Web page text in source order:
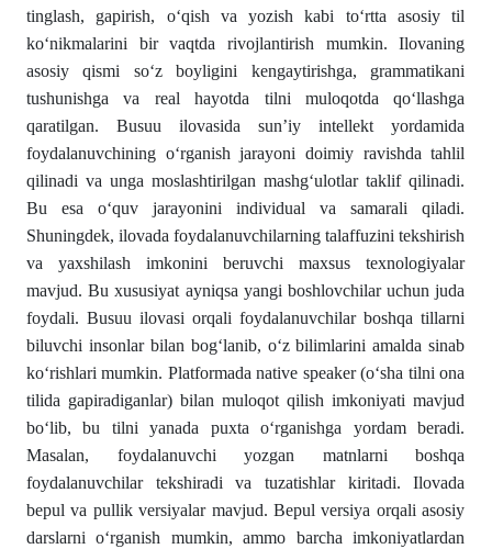
tinglash, gapirish, o‘qish va yozish kabi to‘rtta asosiy til
ko‘nikmalarini bir vaqtda rivojlantirish mumkin. Ilovaning
asosiy qismi so‘z boyligini kengaytirishga, grammatikani
tushunishga va real hayotda tilni muloqotda qo‘llashga
qaratilgan. Busuu ilovasida sun’iy intellekt yordamida
foydalanuvchining o‘rganish jarayoni doimiy ravishda tahlil
qilinadi va unga moslashtirilgan mashg‘ulotlar taklif qilinadi.
Bu esa o‘quv jarayonini individual va samarali qiladi.
Shuningdek, ilovada foydalanuvchilarning talaffuzini tekshirish
va yaxshilash imkonini beruvchi maxsus texnologiyalar
mavjud. Bu xususiyat ayniqsa yangi boshlovchilar uchun juda
foydali. Busuu ilovasi orqali foydalanuvchilar boshqa tillarni
biluvchi insonlar bilan bog‘lanib, o‘z bilimlarini amalda sinab
ko‘rishlari mumkin. Platformada native speaker (o‘sha tilni ona
tilida gapiradiganlar) bilan muloqot qilish imkoniyati mavjud
bo‘lib, bu tilni yanada puxta o‘rganishga yordam beradi.
Masalan, foydalanuvchi yozgan matnlarni boshqa
foydalanuvchilar tekshiradi va tuzatishlar kiritadi. Ilovada
bepul va pullik versiyalar mavjud. Bepul versiya orqali asosiy
darslarni o‘rganish mumkin, ammo barcha imkoniyatlardan